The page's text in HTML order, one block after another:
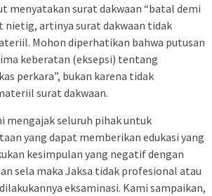
menyatakan surat dakwaan “batal demi
nietig, artinya surat dakwaan tidak
Mohon diperhatikan bahwa putusan
keberatan (eksepsi) tentang
perkara”, bukan karena tidak
surat dakwaan.
mengajak seluruh pihak untuk
yang dapat memberikan edukasi yang
kesimpulan yang negatif dengan
sela maka Jaksa tidak profesional atau
eksaminasi. Kami sampaikan,